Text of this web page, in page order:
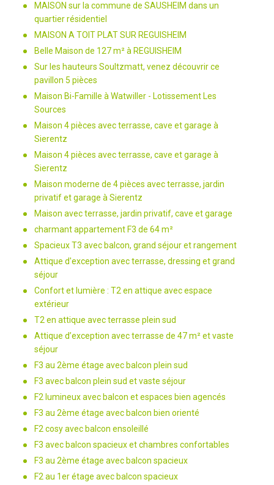
MAISON sur la commune de SAUSHEIM dans un
quartier résidentiel
MAISON A TOIT PLAT SUR REGUISHEIM
Belle Maison de 127 m² à REGUISHEIM
Sur les hauteurs Soultzmatt, venez découvrir ce
pavillon 5 pièces
Maison Bi-Famille à Watwiller - Lotissement Les
Sources
Maison 4 pièces avec terrasse, cave et garage à
Sierentz
Maison 4 pièces avec terrasse, cave et garage à
Sierentz
Maison moderne de 4 pièces avec terrasse, jardin
privatif et garage à Sierentz
Maison avec terrasse, jardin privatif, cave et garage
charmant appartement F3 de 64 m²
Spacieux T3 avec balcon, grand séjour et rangement
Attique d'exception avec terrasse, dressing et grand
séjour
Confort et lumière : T2 en attique avec espace
extérieur
T2 en attique avec terrasse plein sud
Attique d’exception avec terrasse de 47 m² et vaste
séjour
F3 au 2ème étage avec balcon plein sud
F3 avec balcon plein sud et vaste séjour
F2 lumineux avec balcon et espaces bien agencés
F3 au 2ème étage avec balcon bien orienté
F2 cosy avec balcon ensoleillé
F3 avec balcon spacieux et chambres confortables
F3 au 2ème étage avec balcon spacieux
F2 au 1er étage avec balcon spacieux